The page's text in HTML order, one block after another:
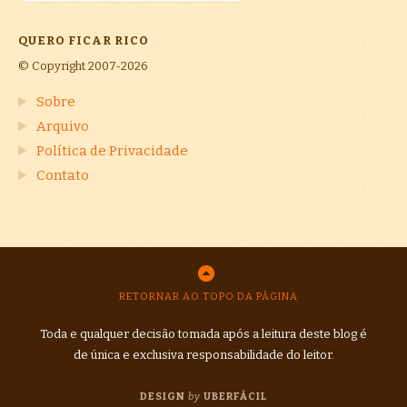
QUERO FICAR RICO
© Copyright 2007-2026
Sobre
Arquivo
Política de Privacidade
Contato
RETORNAR AO TOPO DA PÁGINA
Toda e qualquer decisão tomada após a leitura deste blog é
de única e exclusiva responsabilidade do leitor.
DESIGN by UBERFÁCIL